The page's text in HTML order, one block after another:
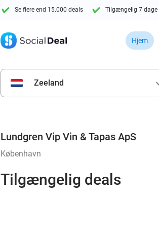
Se flere end 15.000 deals Tilgængelig 7 dage
Hjem
Zeeland
Lundgren Vip Vin & Tapas ApS
København
Tilgængelig deals